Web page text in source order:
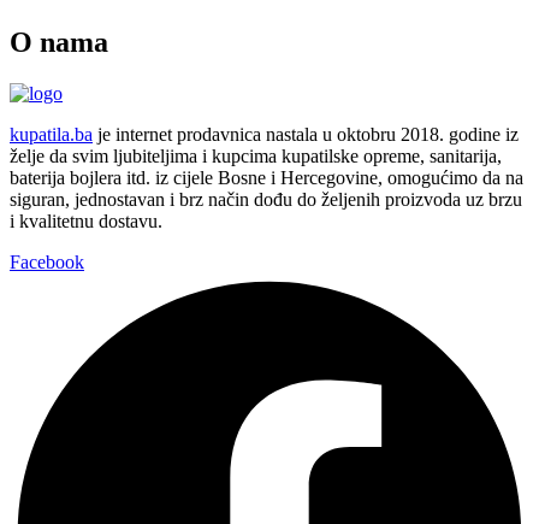
O nama
kupatila.ba je internet prodavnica nastala u oktobru 2018. godine iz
želje da svim ljubiteljima i kupcima kupatilske opreme, sanitarija,
baterija bojlera itd. iz cijele Bosne i Hercegovine, omogućimo da na
siguran, jednostavan i brz način dođu do željenih proizvoda uz brzu
i kvalitetnu dostavu.
Facebook